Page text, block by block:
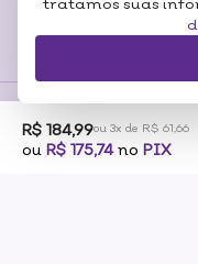
R$ 184,99ou 3x de R$ 61,66
ou R$ 175,74no PIX
Certificados